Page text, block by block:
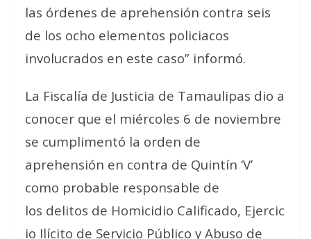
las órdenes de aprehensión contra seis
de los ocho elementos policiacos
involucrados en este caso” informó.
La Fiscalía de Justicia de Tamaulipas dio a
conocer que el miércoles 6 de noviembre
se cumplimentó la orden de
aprehensión en contra de Quintín ‘V’
como probable responsable de
los delitos de Homicidio Calificado, Ejercic
io Ilícito de Servicio Público y Abuso de